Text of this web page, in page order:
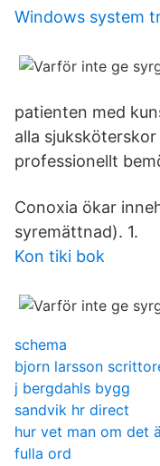
Windows system
patienten med
alla
professionellt
Conoxia ökar
syremättnad). 1.
Kon tiki bok
schema
bjorn larsson
j bergdahls bygg
sandvik hr direct
hur vet man om det
fulla ord